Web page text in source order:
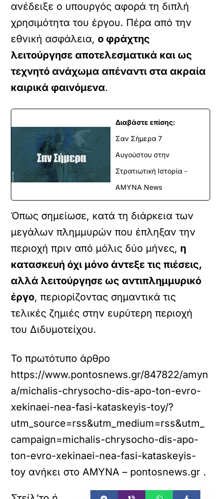
ανέδειξε ο υπουργός αφορά τη διπλή
χρησιμότητα του έργου. Πέρα από την
εθνική ασφάλεια,ο φράχτης
λειτούργησε αποτελεσματικά και ως
τεχνητό ανάχωμα απέναντι στα ακραία
καιρικά φαινόμενα.
Διαβάστε επίσης:
Σαν Σήμερα 7
Αυγούστου στην
Στρατιωτική Ιστορία -
ΑΜΥΝΑ News
Όπως σημείωσε, κατά τη διάρκεια των
μεγάλων πλημμυρών που έπληξαν την
περιοχή πριν από μόλις δύο μήνες, η
κατασκευή όχι μόνο άντεξε τις πιέσεις,
αλλά λειτούργησε ως αντιπλημμυρικό
έργο, περιορίζοντας σημαντικά τις
τελικές ζημιές στην ευρύτερη περιοχή
του Διδυμοτείχου.
Το πρωτότυπο άρθρο
https://www.pontosnews.gr/847822/amyn
a/michalis-chrysocho-dis-apo-ton-evro-
xekinaei-nea-fasi-kataskeyis-toy/?
utm_source=rss&utm_medium=rss&utm_
campaign=michalis-chrysocho-dis-apo-
ton-evro-xekinaei-nea-fasi-kataskeyis-
toy ανήκει στοΑΜΥΝΑ – pontosnews.gr .